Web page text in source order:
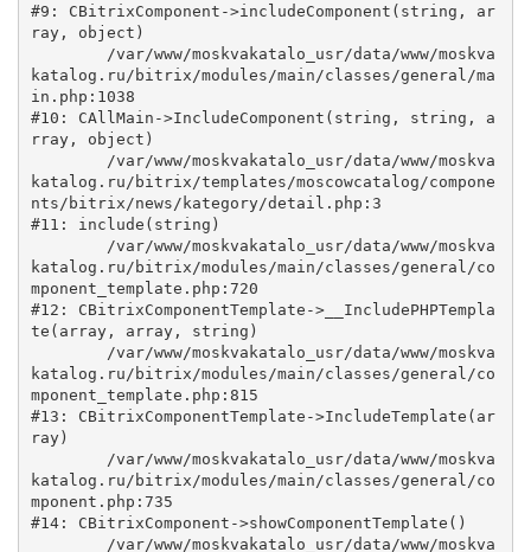
#9: CBitrixComponent->includeComponent(string, ar
ray, object)
katalog.ru/bitrix/modules/main/classes/general/ma
in.php:1038
#10: CAllMain->IncludeComponent(string, string, a
rray, object)
katalog.ru/bitrix/templates/moscowcatalog/compone
nts/bitrix/news/kategory/detail.php:3
#11: include(string)
katalog.ru/bitrix/modules/main/classes/general/co
mponent_template.php:720
#12: CBitrixComponentTemplate->__IncludePHPTempla
te(array, array, string)
katalog.ru/bitrix/modules/main/classes/general/co
mponent_template.php:815
#13: CBitrixComponentTemplate->IncludeTemplate(ar
ray)
katalog.ru/bitrix/modules/main/classes/general/co
mponent.php:735
#14: CBitrixComponent->showComponentTemplate()